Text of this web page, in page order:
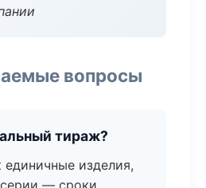
вопросы
тираж?
изделия,
— сроки